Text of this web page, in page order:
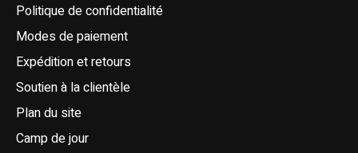
Politique de confidentialité
Modes de paiement
Expédition et retours
Soutien à la clientèle
Plan du site
Camp de jour